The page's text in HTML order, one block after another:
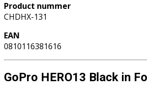
Product nummer
CHDHX-131
EAN
0810116381616
GoPro HERO13 Black in